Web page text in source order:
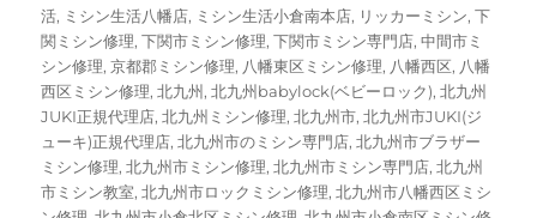
活, ミシン生活八幡店, ミシン生活小倉南本店, リッカーミシン,下
関ミシン修理,下関市ミシン修理,下関市ミシン専門店,中間市ミ
シン修理,京都郡ミシン修理, 八幡東区ミシン修理, 八幡西区, 八幡
西区ミシン修理,北九州 ,北九州babylock(ベビーロック),北九州
JUKI正規代理店,北九州ミシン修理,北九州市,北九州市JUKI(ジ
ューキ)正規代理店,北九州市のミシン専門店,北九州市ブラザー
ミシン修理,北九州市ミシン修理,北九州市ミシン専門店,北九州
市ミシン教室,北九州市ロックミシン修理,北九州市八幡西区ミシ